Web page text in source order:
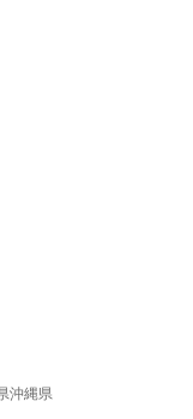
沖縄県